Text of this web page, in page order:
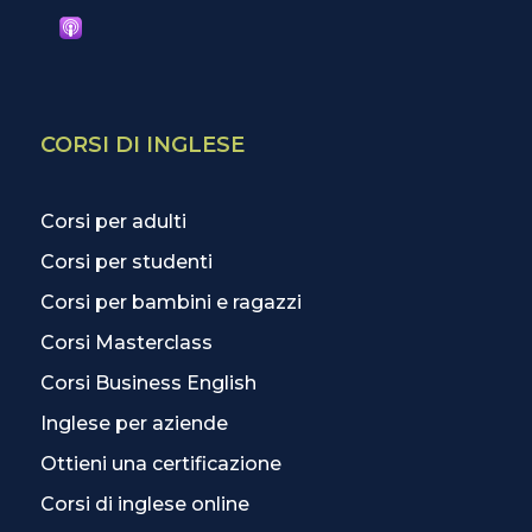
CORSI DI INGLESE
Corsi per adulti
Corsi per studenti
Corsi per bambini e ragazzi
Corsi Masterclass
Corsi Business English
Inglese per aziende
Ottieni una certificazione
Corsi di inglese online